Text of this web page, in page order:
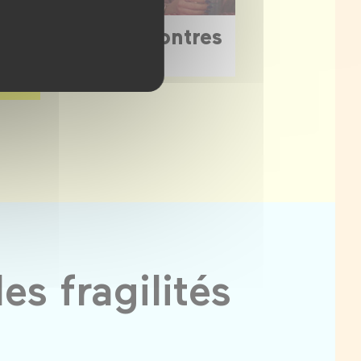
rencontres
fragilités